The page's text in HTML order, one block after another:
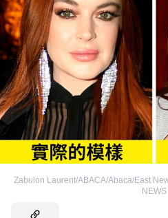
Zabulon Laurent/ABACA/Abaca/East
NEWS